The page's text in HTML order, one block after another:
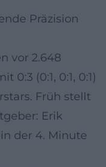
Präzision
vor 2.648
0:3 (0:1, 0:1, 0:1)
Früh stellt
Erik
der 4. Minute